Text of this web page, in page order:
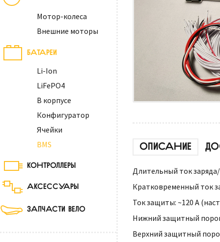
Мотор-колеса
Внешние моторы
БАТАРЕИ
Li-Ion
LiFePO4
В корпусе
Конфигуратор
Ячейки
BMS
КОНТРОЛЛЕРЫ
АКСЕССУАРЫ
ЗАПЧАСТИ ВЕЛО
ОПИСАНИЕ
Длительный ток заряда/
Кратковременный ток
Ток защиты: ~120 А
Нижний защитный
Верхний защитный